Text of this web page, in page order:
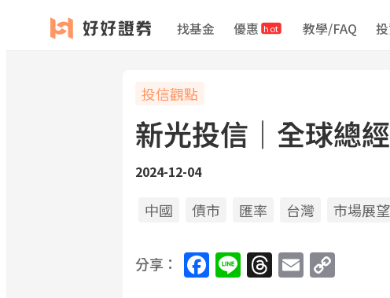
找基金 優惠 hot 教學/FAQ
投信觀點
新光投信｜全球總
2024-12-04
中國 債市 匯率 台灣 市場展望
分享： Facebook
LineThreads
Email